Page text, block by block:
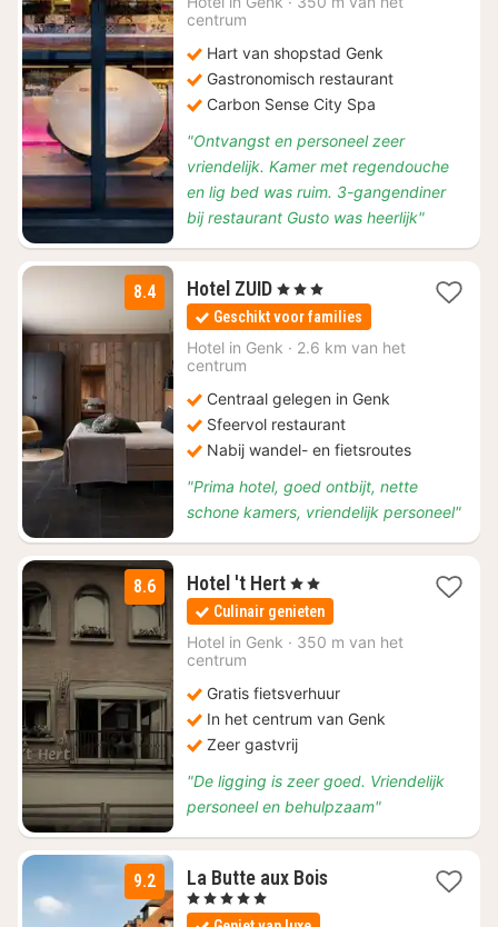
176
centrum
Hart van shopstad Genk
Gastronomisch restaurant
Carbon Sense City Spa
"Ontvangst en personeel zeer
vriendelijk. Kamer met regendouche
en lig bed was ruim. 3-gangendiner
bij restaurant Gusto was heerlijk"
8.4 Hotel ZUID1
nacht
vanaf
€
, 3 Sterren
Geschikt voor families
Hotel in Genk · 2.6 km van het
centrum
Centraal gelegen in Genk
Sfeervol restaurant
Nabij wandel- en fietsroutes
"Prima hotel, goed ontbijt, nette
schone kamers, vriendelijk personeel"
8.6 Hotel 't Hert1
nacht
vanaf
€
, 2 Sterren
Culinair genieten
Hotel in Genk · 350 m van het
centrum
Gratis fietsverhuur
In het centrum van Genk
Zeer gastvrij
"De ligging is zeer goed. Vriendelijk
personeel en behulpzaam"
9.2 La Butte aux Bois1
, 5 Sterren